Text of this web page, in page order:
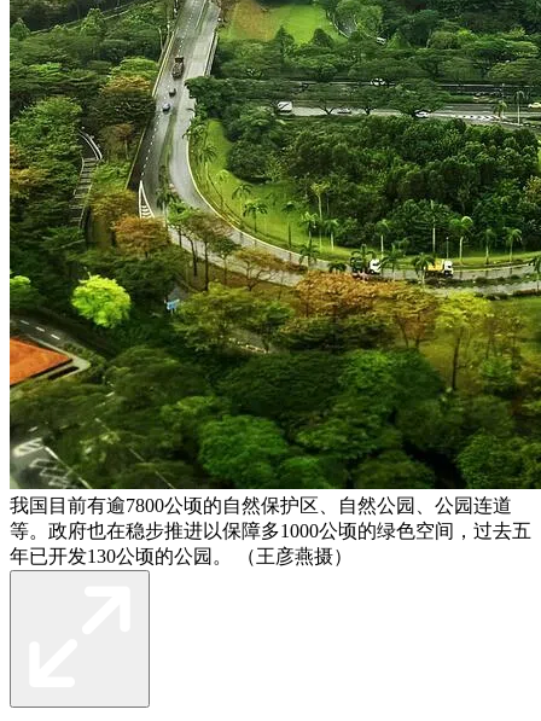
我国目前有逾7800公顷的自然保护区、自然公园、公园连道
等。政府也在稳步推进以保障多1000公顷的绿色空间，过去五
年已开发130公顷的公园。 （王彦燕摄）